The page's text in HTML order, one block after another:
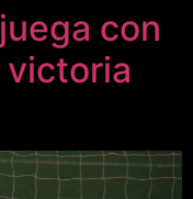
con
victoria